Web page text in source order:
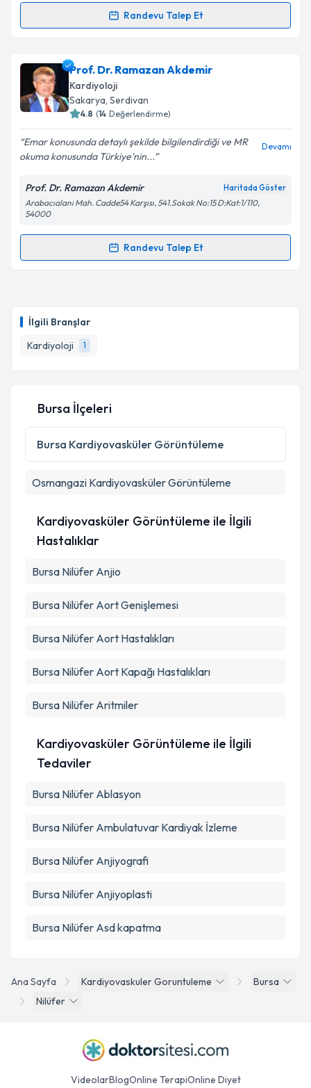
İlgili Branşlar
Kardiyoloji
1
kapsamda işlenmesini kabul ediyorum.
Randevu Talep Et
Randevu Takvimi Talebi
Doç. Dr. Mustafa Adem Tatlısuiçin randevu takvimi
talebi oluşturun. Size bu uzmandan randevu almanız
için bir takvim hazırlandığında e-posta ile
bilgilendireceğiz.
E-posta Adresiniz
Kişisel verilerimin işlenmesine ilişkinAydınlatma
kapsamda işlenmesini kabul ediyorum.
Prof. Dr. Ramazan Akdemir
Kardiyoloji
Sakarya, Serdivan
4.8 (14 Değerlendirme)
Emar konusunda detaylı şekilde bilgilendirdiği ve MR
okuma konusunda Türkiye'nin...
Devamı
Prof. Dr. Ramazan Akdemir Haritada Göster
Arabacıalanı Mah. Cadde54 Karşısı, 541.Sokak No:15 D:Kat:1/110,
54000
Randevu Talep Et
Randevu Takvimi Talebi
için bir takvim hazırlandığında e-posta ile
bilgilendireceğiz.
E-posta Adresiniz
Kişisel verilerimin işlenmesine ilişkin
Metni'ni okudum ve kişisel verilerimin belirtilen
Ana Sayfa Kardiyovaskuler Goruntuleme
Bursa
Nilüfer
Bursa İlçeleri
Bursa Kardiyovasküler Görüntüleme
Osmangazi Kardiyovasküler Görüntüleme
Kardiyovasküler Görüntüleme ile İlgili
Hastalıklar
Bursa Nilüfer Anjio
Bursa Nilüfer Aort Genişlemesi
Bursa Nilüfer Aort Hastalıkları
Bursa Nilüfer Aort Kapağı Hastalıkları
Bursa Nilüfer Aritmiler
Kardiyovasküler Görüntüleme ile İlgili
Tedaviler
Bursa Nilüfer Ablasyon
Bursa Nilüfer Ambulatuvar Kardiyak İzleme
Bursa Nilüfer Anjiyografi
Bursa Nilüfer Anjiyoplasti
Bursa Nilüfer Asd kapatma
VideolarBlogOnline TerapiOnline Diyet